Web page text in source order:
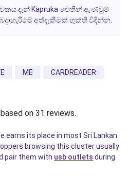
දැන් Kapruka වෙතින් ඇණවුම්
අත්දැකීමක් භුක්ති විඳින්න.
ME
CARDREADER
on 31 reviews.
earns its place in most Sri Lankan
browsing this cluster usually
pair them with usb outlets during